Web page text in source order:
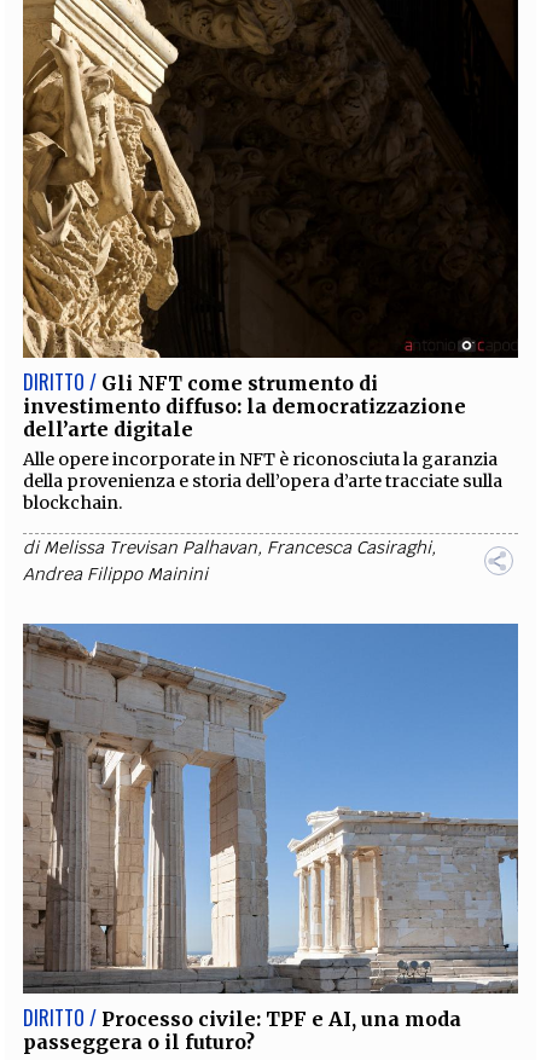
DIRITTO / Gli NFT come strumento di
investimento diffuso: la democratizzazione
dell’arte digitale
Alle opere incorporate in NFT è riconosciuta la garanzia
della provenienza e storia dell’opera d’arte tracciate sulla
blockchain.
diMelissa Trevisan Palhavan, Francesca Casiraghi,
Andrea Filippo Mainini
DIRITTO / Processo civile: TPF e AI, una moda
passeggera o il futuro?